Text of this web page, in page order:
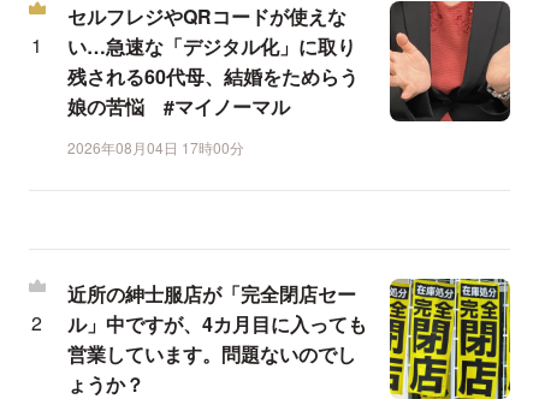
セルフレジやQRコードが使えな
い…急速な「デジタル化」に取り
残される60代母、結婚をためらう
娘の苦悩 #マイノーマル
2026年08月04日 17時00分
近所の紳士服店が「完全閉店セー
ル」中ですが、4カ月目に入っても
営業しています。問題ないのでし
ょうか？